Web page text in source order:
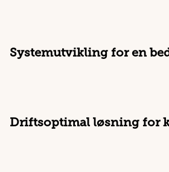
Systemutvikling for en
Driftsoptimal løsning for